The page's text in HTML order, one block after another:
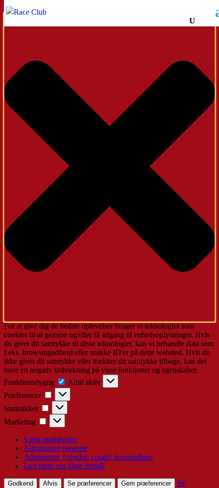
Administrer samtykke til cookies
For at give dig de bedste oplevelser bruger vi teknologier som
cookies til at gemme og/eller få adgang til enhedsoplysninger. Hvis
du giver dit samtykke til disse teknologier, kan vi behandle data som
f.eks. browsingadfærd eller unikke ID'er på dette websted. Hvis du
ikke giver dit samtykke eller trækker dit samtykke tilbage, kan det
have en negativ indvirkning på visse funktioner og egenskaber.
Funktionsdygtig
Funktionsdygtig
Altid aktiv
Præferencer
Præferencer
Statistikker Statistikker
Marketing Marketing
Vælg muligheder
Administrer tjenester
Administrer {vendor_count} leverandører
Læs mere om disse formål
Godkend Afvis Se præferencer Gem præferencer
Se